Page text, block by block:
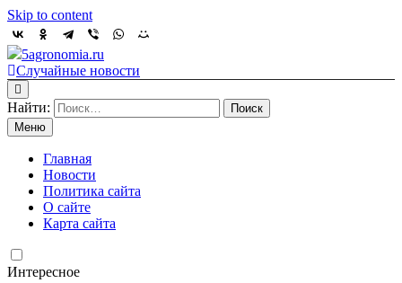
Skip to content
5agronomia.ru
Случайные новости
Найти:
Меню
Главная
Новости
Политика сайта
О сайте
Карта сайта
Интересное